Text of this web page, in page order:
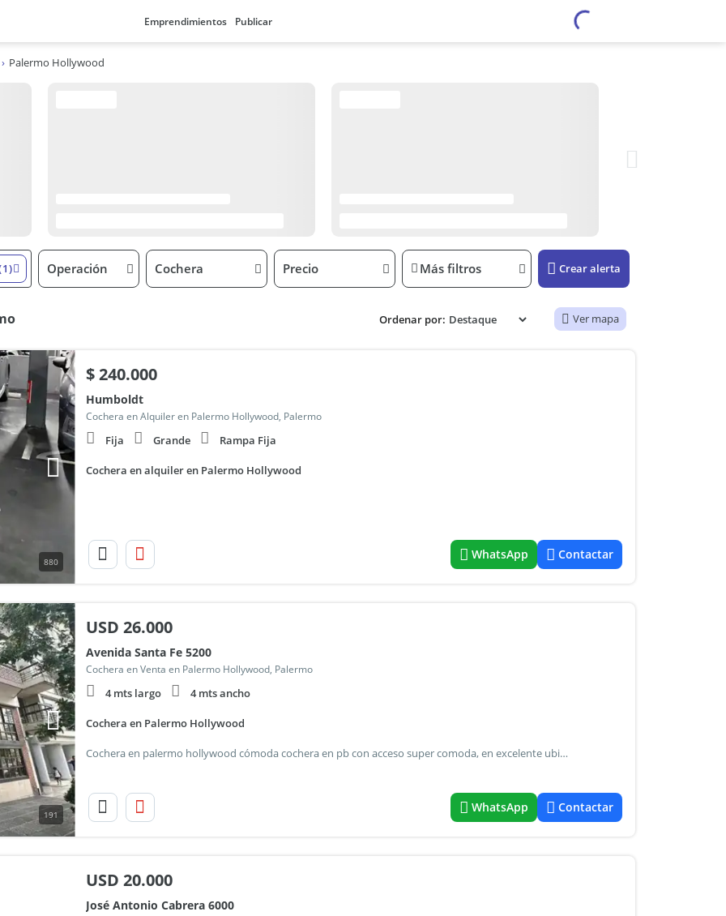
Emprendimientos Publicar
Palermo Hollywood
Operación Cochera Precio Más filtros Crear alerta
Ordenar por: Ver mapa
880
$240.000
Humboldt
Cochera en Alquiler en Palermo Hollywood, Palermo
Fija Grande Rampa Fija
Cochera en alquiler en Palermo Hollywood
WhatsApp Contactar
191
USD 26.000
Avenida Santa Fe 5200
Cochera en Venta en Palermo Hollywood, Palermo
4 mts largo 4 mts ancho
Cochera en Palermo Hollywood
Cochera en palermo hollywood cómoda cochera en pb con acceso super comoda, en excelente ubicación de palermo hollywood, sobre la av. Santa fe y a 300 mts de av. Juan b. Justo. Muy buen edificio, con seguridad 24hs.Y a 50 mts.de la estacion carranza ( mitre). Colectivos: 12, 15, 29, 39, 41, 55, 57, 59, 60, 64, 67, 68, 93, 95, 108, 111, 118, 152, 161, 194. Subte: línea d (ministro carranza). Tren: línea mitre (ministro carranza).
WhatsApp Contactar
USD 20.000
José Antonio Cabrera 6000